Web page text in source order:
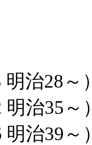
明治28～
明治35～
明治39～